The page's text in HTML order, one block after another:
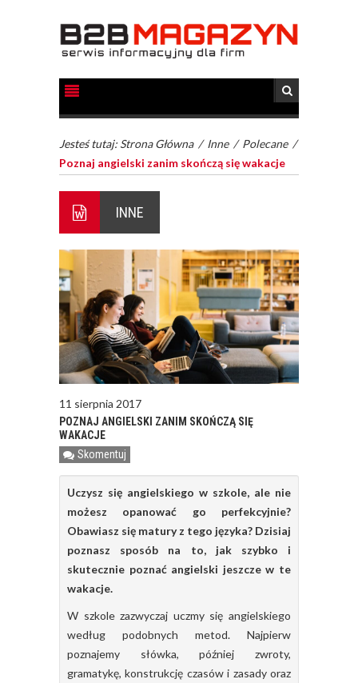
Jesteś tutaj: Strona Główna / Inne / Polecane /
Poznaj angielski zanim skończą się wakacje
INNE
11 sierpnia 2017
POZNAJ ANGIELSKI ZANIM SKOŃCZĄ SIĘ
WAKACJE
Skomentuj
Uczysz się angielskiego w szkole, ale nie
możesz opanować go perfekcyjnie?
Obawiasz się matury z tego języka? Dzisiaj
poznasz sposób na to, jak szybko i
skutecznie poznać angielski jeszcze w te
wakacje.
W szkole zazwyczaj uczmy się angielskiego
według podobnych metod. Najpierw
poznajemy słówka, później zwroty,
gramatykę, konstrukcję czasów i zasady oraz